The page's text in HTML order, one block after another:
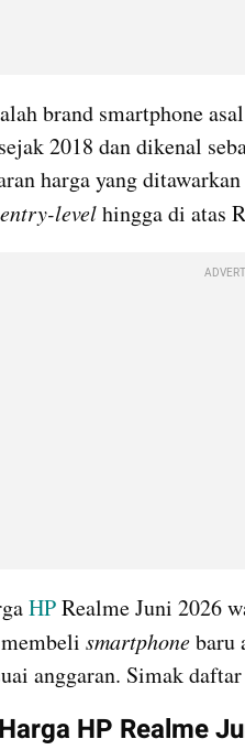
brand smartphone
2018 dan dikenal
harga yang
entry-level hingga di atas
HP Realme Juni 2026
smartphone baru
anggaran. Simak
HP Realme